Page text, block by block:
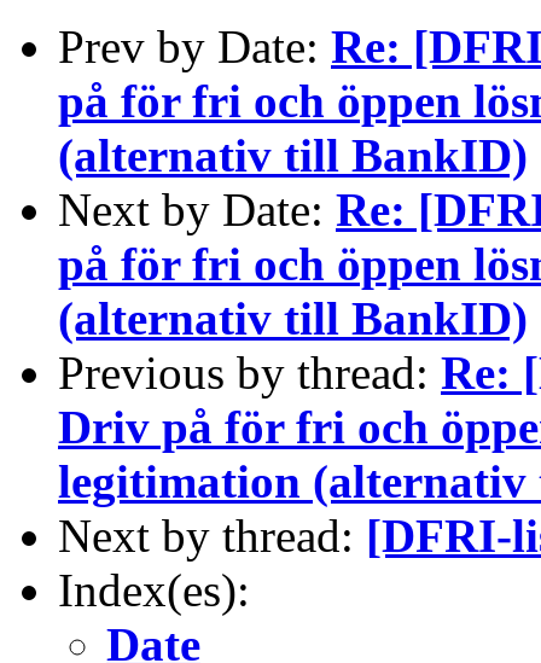
Prev by Date: Re:
på för fri och öppen
(alternativ till BankID)
Next by Date: Re:
på för fri och öppen
(alternativ till BankID)
Previous by thread: Re:
Driv på för fri och
legitimation
Next by thread: [DFRI-
Index(es):
Date